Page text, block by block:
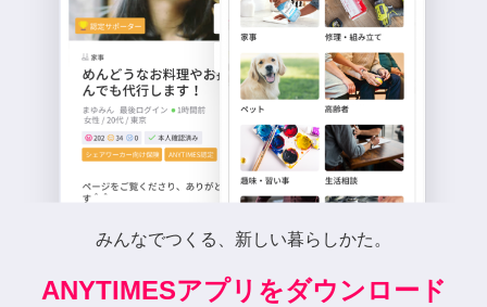
みんなでつくる、新しい暮らしかた。
ANYTIMESアプリをダウンロード